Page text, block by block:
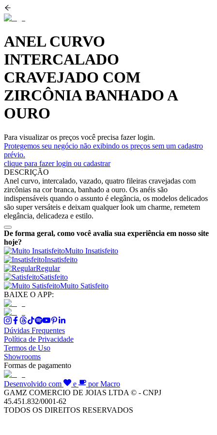
ANEL CURVO
INTERCALADO
CRAVEJADO COM
ZIRCÔNIA BANHADO A
OURO
Para visualizar os preços você precisa fazer login.
Protegemos seu negócio não exibindo os preços sem um cadastro
prévio.
clique para fazer login ou cadastrar
DESCRIÇÃO
Anel curvo, intercalado, vazado, quatro fileiras cravejadas com
zircônias na cor branca, banhado a ouro. Os anéis são
indispensáveis quando o assunto é elegância, os modelos delicados
são super versáteis e deixam qualquer look um charme, remetem
elegância, delicadeza e estilo.
De forma geral, como você avalia sua experiência em nosso site
hoje?
Muito Insatisfeito
Insatisfeito
Regular
Satisfeito
Muito Satisfeito
BAIXE O APP:
Dúvidas Frequentes
Política de Privacidade
Termos de Uso
Showrooms
Formas de pagamento
Desenvolvido com e
por Macro
GAMZ COMERCIO DE JOIAS LTDA © - CNPJ
45.451.832/0001-62
TODOS OS DIREITOS RESERVADOS